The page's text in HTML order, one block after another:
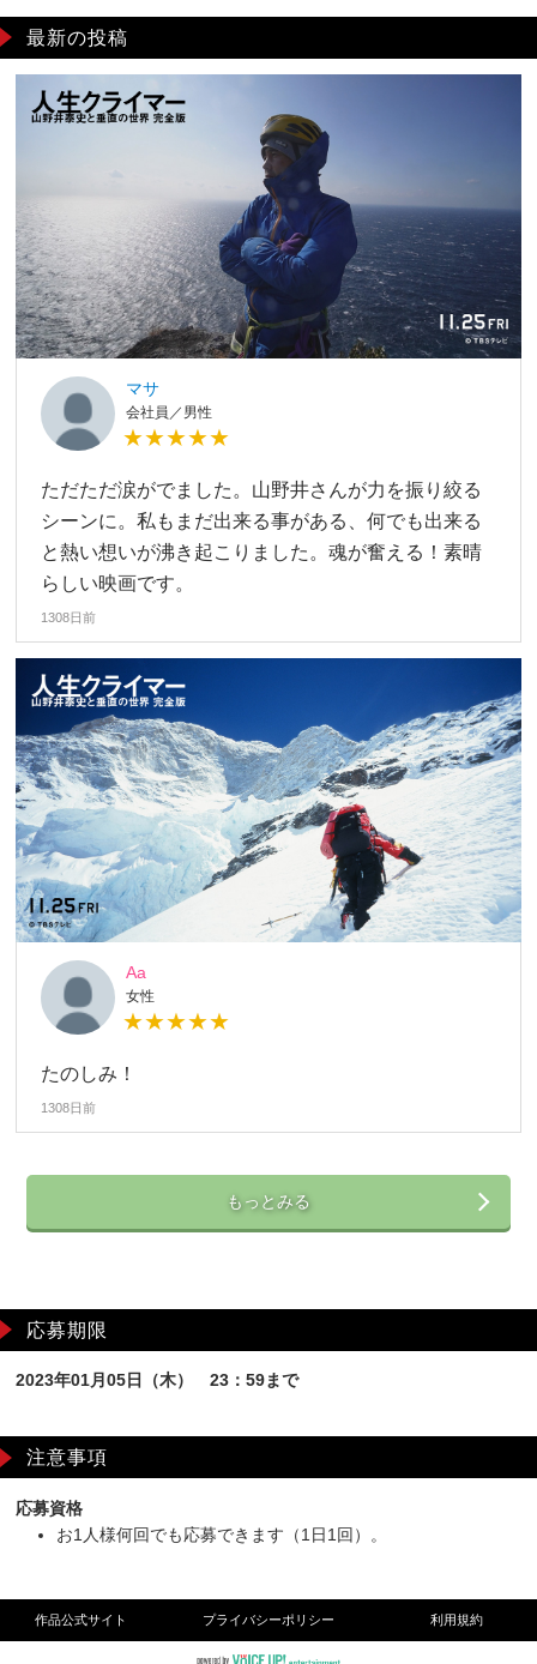
最新の投稿
マサ
会社員／男性
★★★★★
ただただ涙がでました。山野井さんが力を振り絞る
シーンに。私もまだ出来る事がある、何でも出来る
と熱い想いが沸き起こりました。魂が奮える！素晴
らしい映画です。
1308日前
Aa
女性
★★★★★
たのしみ！
1308日前
もっとみる
応募期限
2023年01月05日（木） 23：59まで
注意事項
応募資格
お1人様何回でも応募できます（1日1回）。
作品公式サイト プライバシーポリシー 利用規約